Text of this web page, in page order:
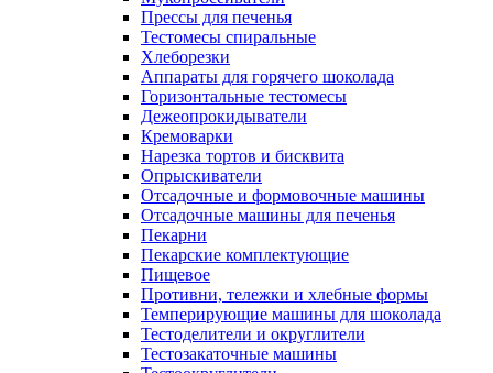
Прессы для печенья
Тестомесы спиральные
Хлеборезки
Аппараты для горячего шоколада
Горизонтальные тестомесы
Дежеопрокидыватели
Кремоварки
Нарезка тортов и бисквита
Опрыскиватели
Отсадочные и формовочные машины
Отсадочные машины для печенья
Пекарни
Пекарские комплектующие
Пищевое
Противни, тележки и хлебные формы
Темперирующие машины для шоколада
Тестоделители и округлители
Тестозакаточные машины